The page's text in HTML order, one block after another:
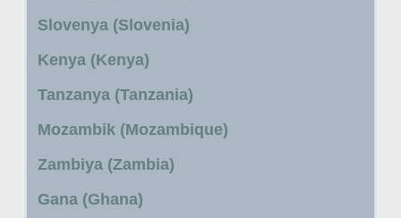
Slovenya (Slovenia)
Kenya (Kenya)
Tanzanya (Tanzania)
Mozambik (Mozambique)
Zambiya (Zambia)
Gana (Ghana)